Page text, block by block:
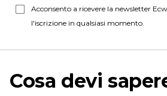
Acconsento a ricevere la newsletter
l'iscrizione in qualsiasi momento.
Cosa devi